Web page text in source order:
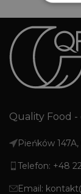
Quality Food
Pieńków
Telefon: +48
Email: